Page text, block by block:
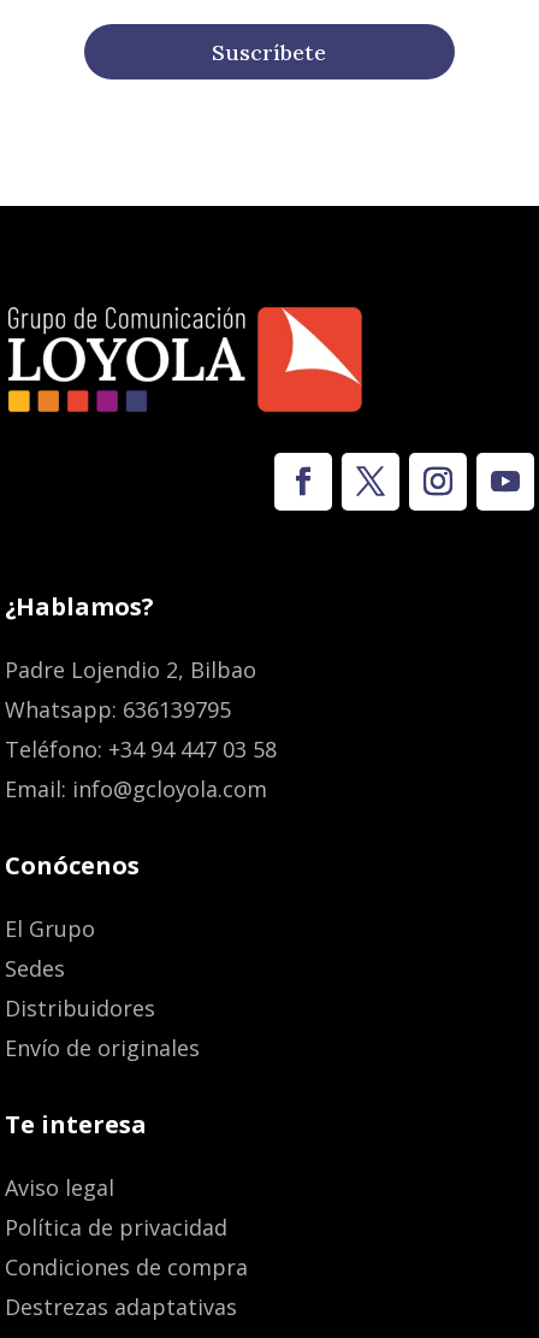
Suscríbete
¿Hablamos?
Padre Lojendio 2, Bilbao
Whatsapp: 636139795
Teléfono: +34 94 447 03 58
Email: info@gcloyola.com
Conócenos
El Grupo
Sedes
Distribuidores
Envío de originales
Te interesa
Aviso legal
Política de privacidad
Condiciones de compra
Destrezas adaptativas